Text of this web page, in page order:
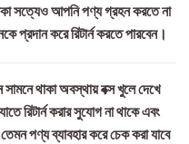
সত্যেও আপনি পণ্য গ্রহন করতে না
প্রদান করে রিটার্ন করতে পারবেন।
থাকা অবস্থায় বক্স খুলে দেখে
রিটার্ন করার সুযোগ না থাকে এবং
তেমন পণ্য ব্যাবহার করে চেক করা যাবে